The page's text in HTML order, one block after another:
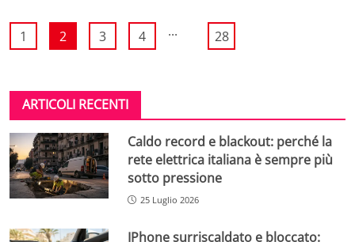
1 2 3 4 ... 28
ARTICOLI RECENTI
Caldo record e blackout: perché la
rete elettrica italiana è sempre più
sotto pressione
25 Luglio 2026
IPhone surriscaldato e bloccato: